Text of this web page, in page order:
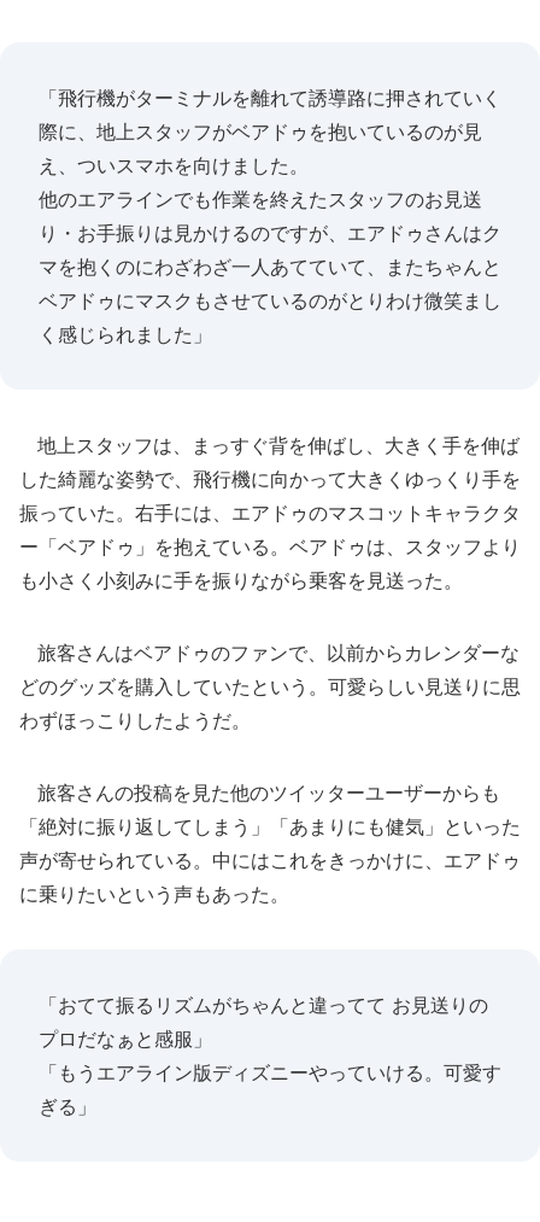
「飛行機がターミナルを離れて誘導路に押されていく
際に、地上スタッフがベアドゥを抱いているのが見
え、ついスマホを向けました。
他のエアラインでも作業を終えたスタッフのお見送
り・お手振りは見かけるのですが、エアドゥさんはク
マを抱くのにわざわざ一人あてていて、またちゃんと
ベアドゥにマスクもさせているのがとりわけ微笑まし
く感じられました」
地上スタッフは、まっすぐ背を伸ばし、大きく手を伸ば
した綺麗な姿勢で、飛行機に向かって大きくゆっくり手を
振っていた。右手には、エアドゥのマスコットキャラクタ
ー「ベアドゥ」を抱えている。ベアドゥは、スタッフより
も小さく小刻みに手を振りながら乗客を見送った。
旅客さんはベアドゥのファンで、以前からカレンダーな
どのグッズを購入していたという。可愛らしい見送りに思
わずほっこりしたようだ。
旅客さんの投稿を見た他のツイッターユーザーからも
「絶対に振り返してしまう」「あまりにも健気」といった
声が寄せられている。中にはこれをきっかけに、エアドゥ
に乗りたいという声もあった。
「おてて振るリズムがちゃんと違ってて お見送りの
プロだなぁと感服」
「もうエアライン版ディズニーやっていける。可愛す
ぎる」